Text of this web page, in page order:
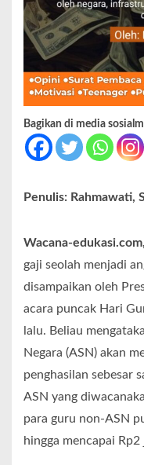
Bagikan di media
Penulis: Rahmawati,
Wacana-
gaji seolah menjadi
disampaikan oleh
acara puncak Hari
lalu. Beliau
Negara (ASN) akan
penghasilan sebesar
ASN yang
para guru non-ASN
hingga mencapai